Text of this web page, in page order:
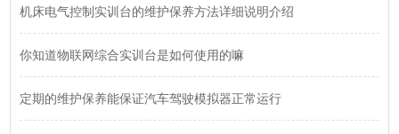
机床电气控制实训台的维护保养方法详细说明介绍
你知道物联网综合实训台是如何使用的嘛
定期的维护保养能保证汽车驾驶模拟器正常运行